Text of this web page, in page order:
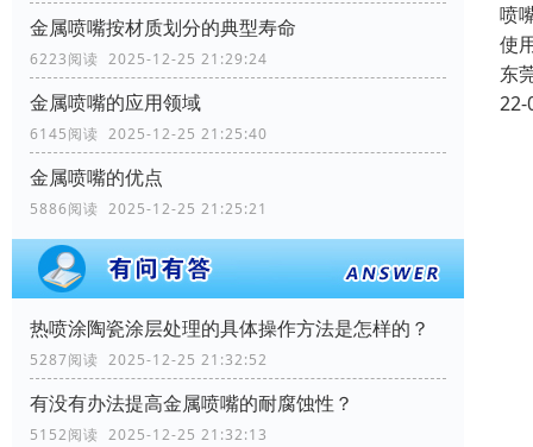
金属喷嘴按材质划分的典型寿命
6223阅读 2025-12-25 21:29:24
金属喷嘴的应用领域
6145阅读 2025-12-25 21:25:40
金属喷嘴的优点
5886阅读 2025-12-25 21:25:21
热喷涂陶瓷涂层处理的具体操作方法是怎样的？
5287阅读 2025-12-25 21:32:52
有没有办法提高金属喷嘴的耐腐蚀性？
5152阅读 2025-12-25 21:32:13
喷
使
东
22-